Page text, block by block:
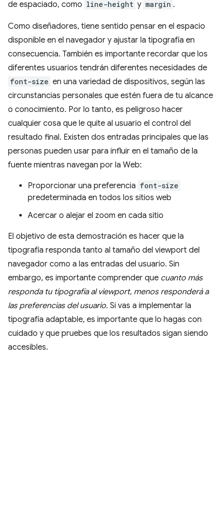
de espaciado, como line-height y margin .
Como diseñadores, tiene sentido pensar en el espacio
disponible en el navegador y ajustar la tipografía en
consecuencia. También es importante recordar que los
diferentes usuarios tendrán diferentes necesidades de
font-size en una variedad de dispositivos, según las
circunstancias personales que estén fuera de tu alcance
o conocimiento. Por lo tanto, es peligroso hacer
cualquier cosa que le quite al usuario el control del
resultado final. Existen dos entradas principales que las
personas pueden usar para influir en el tamaño de la
fuente mientras navegan por la Web:
Proporcionar una preferencia font-size
predeterminada en todos los sitios web
Acercar o alejar el zoom en cada sitio
El objetivo de esta demostración es hacer que la
tipografía responda tanto al tamaño del viewport del
navegador como a las entradas del usuario. Sin
embargo, es importante comprender que cuanto más
responda tu tipografía al viewport, menos responderá a
las preferencias del usuario. Si vas a implementar la
tipografía adaptable, es importante que lo hagas con
cuidado y que pruebes que los resultados sigan siendo
accesibles.